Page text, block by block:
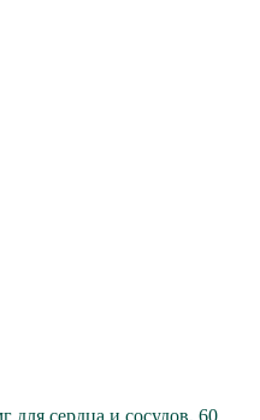
сердца и сосудов, 60